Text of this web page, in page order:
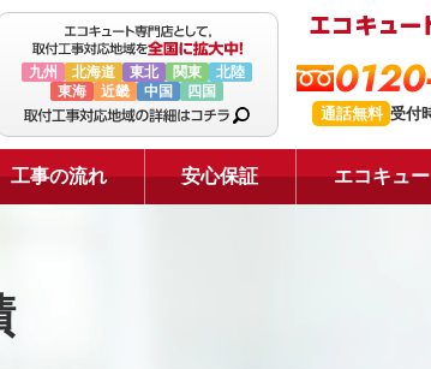
九州 北海道 東北 関東
北陸
東海
近畿 中国 四国
通話無料 受付
工事の流れ 安心保証 エコキュ